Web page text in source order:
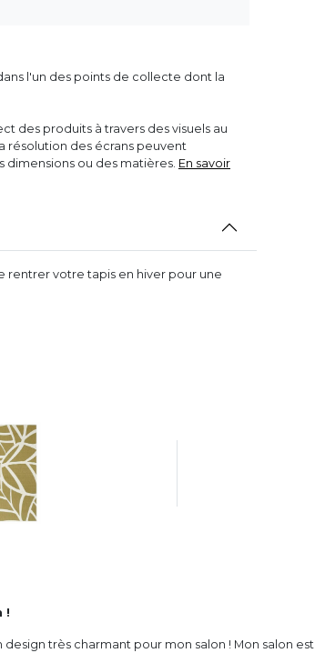
l'un des points de collecte dont la
des produits à travers des visuels au
résolution des écrans peuvent
ou des matières. En savoir
rentrer votre tapis en hiver pour une
!
design très charmant pour mon salon ! Mon salon est